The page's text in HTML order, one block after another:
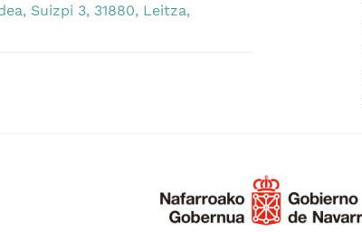
Suizpi 3, 31880, Leitza,